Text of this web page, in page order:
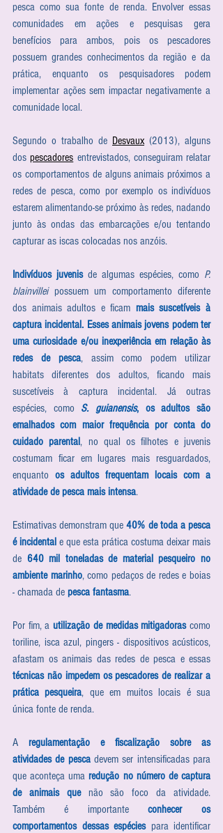
pesca como sua fonte de renda. Envolver essas
comunidades em ações e pesquisas gera
benefícios para ambos, pois os pescadores
possuem grandes conhecimentos da região e da
prática, enquanto os pesquisadores podem
implementar ações sem impactar negativamente a
comunidade local.
Segundo o trabalho de Desvaux (2013), alguns
dos pescadores entrevistados, conseguiram relatar
os comportamentos de alguns animais próximos a
redes de pesca, como por exemplo os indivíduos
estarem alimentando-se próximo às redes, nadando
junto às ondas das embarcações e/ou tentando
capturar as iscas colocadas nos anzóis.
Indivíduos juvenis de algumas espécies, como P.
blainvillei possuem um comportamento diferente
dos animais adultos e ficam mais suscetíveis à
captura incidental. Esses animais jovens podem ter
uma curiosidade e/ou inexperiência em relação às
redes de pesca, assim como podem utilizar
habitats diferentes dos adultos, ficando mais
suscetíveis à captura incidental. Já outras
espécies, como S. guianensis, os adultos são
emalhados com maior frequência por conta do
cuidado parental, no qual os filhotes e juvenis
costumam ficar em lugares mais resguardados,
enquanto os adultos frequentam locais com a
atividade de pesca mais intensa.
Estimativas demonstram que 40% de toda a pesca
é incidental e que esta prática costuma deixar mais
de 640 mil toneladas de material pesqueiro no
ambiente marinho, como pedaços de redes e boias
- chamada de pesca fantasma.
Por fim, a utilização de medidas mitigadoras como
toriline, isca azul, pingers - dispositivos acústicos,
técnicas não impedem os pescadores de realizar a
prática pesqueira, que em muitos locais é sua
única fonte de renda.
A regulamentação e fiscalização sobre as
atividades de pesca devem ser intensificadas para
que aconteça uma redução no número de captura
de animais que não são foco da atividade.
Também é importante conhecer os
comportamentos dessas espécies para identificar